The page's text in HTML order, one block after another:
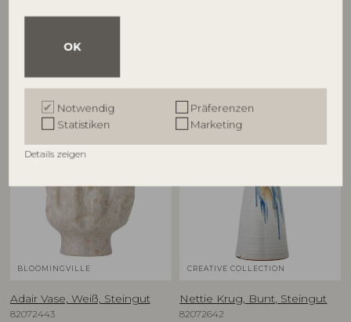
OK
Notwendig
Präferenzen
Statistiken
Marketing
Details zeigen
Andere Kunden kauften auch
BLOOMINGVILLE
Adair Vase, Weiß, Steingut
82072443
CREATIVE COLLECTION
Nettie Krug, Bunt, Steingut
82072642